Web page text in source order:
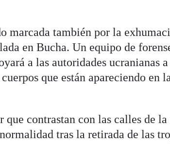
marcada también por la
en Bucha. Un equipo de
a las autoridades ucranianas
que están apareciendo en
que contrastan con las calles de
tras la retirada de las